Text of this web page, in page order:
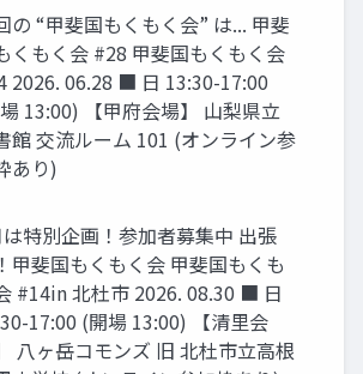
の “甲斐国もくもく会” は... 甲斐
くもく会 #28 甲斐国もくもく会
2026. 06.28 ■ 日 13:30-17:00
13:00) 【甲府会場】 山梨県立
館 交流ルーム 101 (オンライン参
あり)
特別企画！参加者募集中 出張
甲斐国もくもく会 甲斐国もくも
#14in 北杜市 2026. 08.30 ■ 日
17:00 (開場 13:00) 【清里会
八ヶ岳コモンズ 旧 北杜市立高根